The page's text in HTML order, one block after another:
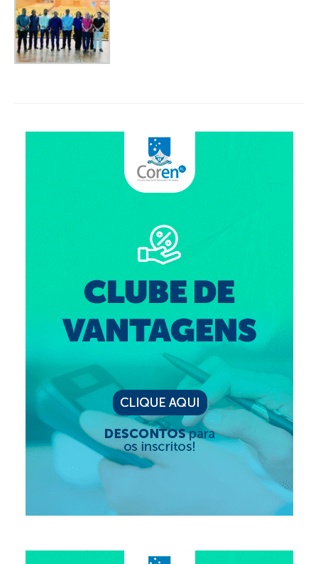
Clube de Vantagens
Valores dos serviços
Reserva de auditório